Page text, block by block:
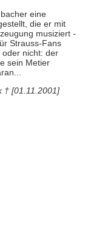
eine
die er mit
musiziert -
Strauss-Fans
oder nicht: der
sein Metier
† [01.11.2001]